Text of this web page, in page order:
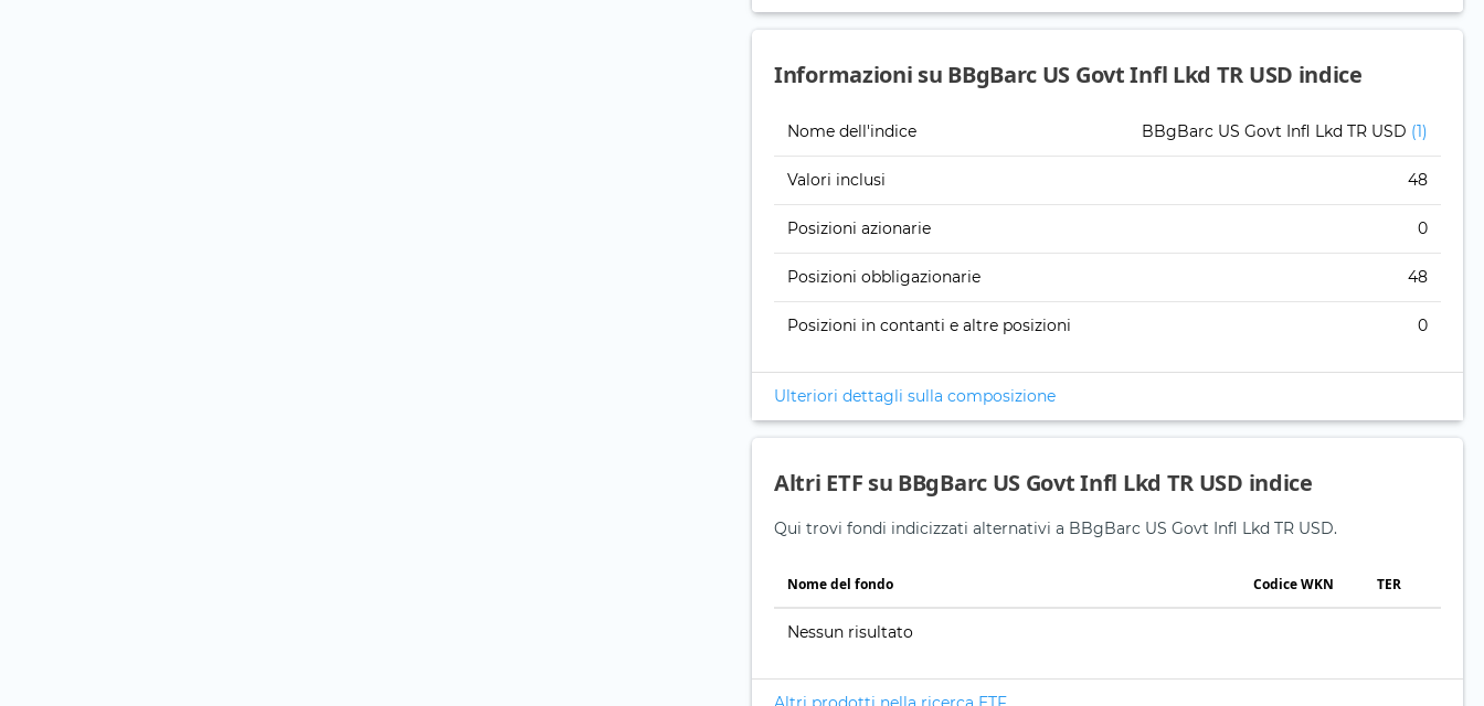
Informazioni su BBgBarc US Govt Infl Lkd TR USD indice
Nome dell'indice BBgBarc US Govt Infl Lkd TR USD (1)
Valori inclusi 48
Posizioni azionarie 0
Posizioni obbligazionarie 48
Posizioni in contanti e altre posizioni 0
Ulteriori dettagli sulla composizione
Altri ETF su BBgBarc US Govt Infl Lkd TR USD indice
Qui trovi fondi indicizzati alternativi a BBgBarc US Govt Infl Lkd TR USD.
Nome del fondo Codice WKN TER
Nessun risultato